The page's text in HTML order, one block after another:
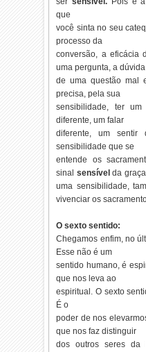
que
você sinta no seu
processo da
conversão, a eficácia
uma pergunta, a dúvida
de uma questão mal
precisa, pela sua
sensibilidade, ter
diferente, um falar
diferente, um sentir
sensibilidade que se
entende os
sinal sensível da
uma sensibilidade,
vivenciar os
O sexto sentido:
Chegamos enfim, no
Esse não é um
sentido humano, é
que nos leva ao
espiritual. O sexto
É o
poder de nos
que nos faz distinguir
dos outros seres da